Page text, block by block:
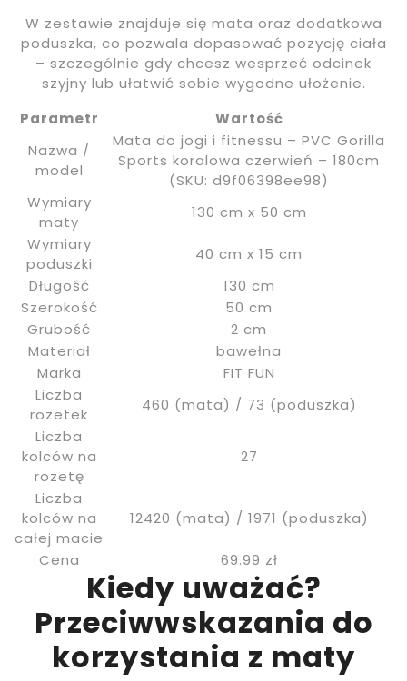
W zestawie znajduje się mata oraz dodatkowa
poduszka, co pozwala dopasować pozycję ciała
– szczególnie gdy chcesz wesprzeć odcinek
szyjny lub ułatwić sobie wygodne ułożenie.
Parametr
Wartość
Nazwa /
model
Mata do jogi i fitnessu – PVC Gorilla
Sports koralowa czerwień – 180cm
(SKU: d9f06398ee98)
Wymiary
maty
130 cm x 50 cm
Wymiary
poduszki
40 cm x 15 cm
Długość
130 cm
Szerokość
50 cm
Grubość
2 cm
Materiał
bawełna
Marka
FIT FUN
Liczba
rozetek
460 (mata) / 73 (poduszka)
Liczba
kolców na
rozetę
27
Liczba
kolców na
całej macie
12420 (mata) / 1971 (poduszka)
Cena 69.99 zł
Kiedy uważać?
Przeciwwskazania do
korzystania z maty